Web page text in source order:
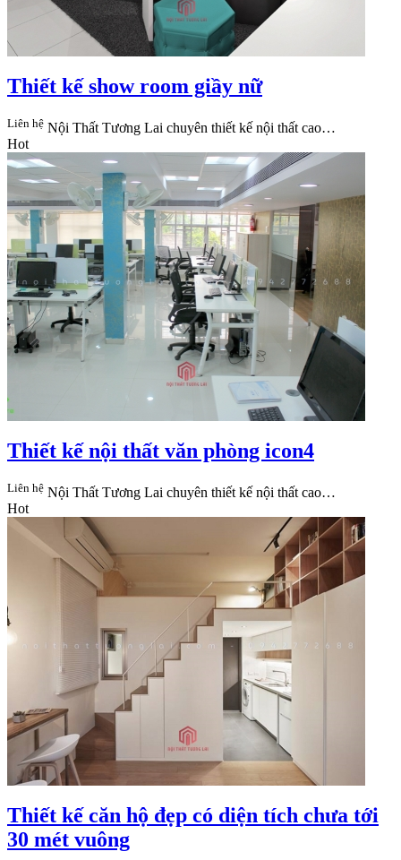
Thiết kế show room giầy nữ
Liên hệ Nội Thất Tương Lai​ chuyên thiết kế nội thất cao…
Hot
Thiết kế nội thất văn phòng icon4
Liên hệ Nội Thất Tương Lai​ chuyên thiết kế nội thất cao…
Hot
Thiết kế căn hộ đẹp có diện tích chưa tới
30 mét vuông